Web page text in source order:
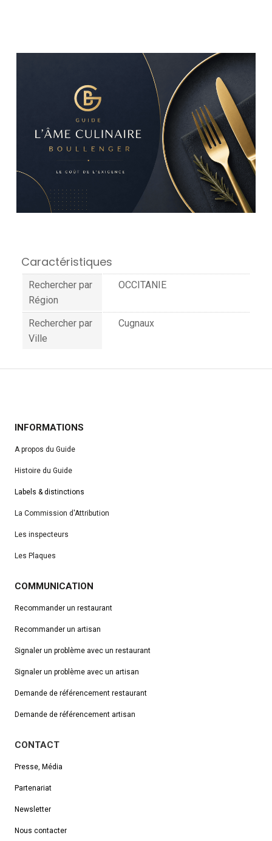
Caractéristiques
Rechercher par
Région
OCCITANIE
Rechercher par
Ville
Cugnaux
INFORMATIONS
A propos du Guide
Histoire du Guide
Labels & distinctions
La Commission d'Attribution
Les inspecteurs
Les Plaques
COMMUNICATION
Recommander un restaurant
Recommander un artisan
Signaler un problème avec un restaurant
Signaler un problème avec un artisan
Demande de référencement restaurant
Demande de référencement artisan
CONTACT
Presse, Média
Partenariat
Newsletter
Nous contacter